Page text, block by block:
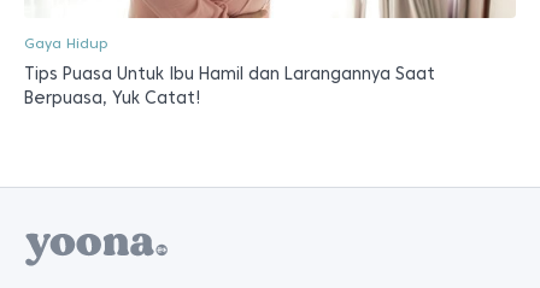
Gaya Hidup
Tips Puasa Untuk Ibu Hamil dan Larangannya Saat
Berpuasa, Yuk Catat!